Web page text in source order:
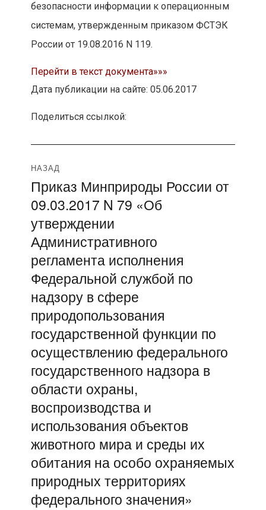
безопасности информации к операционным
системам, утвержденным приказом ФСТЭК
России от 19.08.2016 N 119.
Перейти в текст документа»»»
Дата публикации на сайте: 05.06.2017
Поделиться ссылкой:
Навигация
по
записям
НАЗАД
Предыдущая
запись:
Приказ Минприроды России от
09.03.2017 N 79 «Об
утверждении
Административного
регламента исполнения
Федеральной службой по
надзору в сфере
природопользования
государственной функции по
осуществлению федерального
государственного надзора в
области охраны,
воспроизводства и
использования объектов
животного мира и среды их
обитания на особо охраняемых
природных территориях
федерального значения»